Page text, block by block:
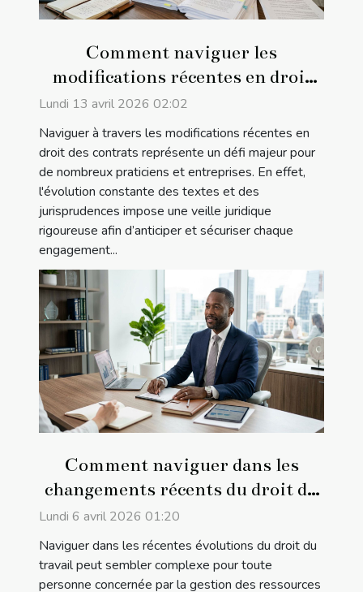
Comment naviguer les
modifications récentes en droit
des contrats ?
Lundi 13 avril 2026 02:02
Naviguer à travers les modifications récentes en
droit des contrats représente un défi majeur pour
de nombreux praticiens et entreprises. En effet,
l'évolution constante des textes et des
jurisprudences impose une veille juridique
rigoureuse afin d’anticiper et sécuriser chaque
engagement...
Comment naviguer dans les
changements récents du droit du
travail ?
Lundi 6 avril 2026 01:20
Naviguer dans les récentes évolutions du droit du
travail peut sembler complexe pour toute
personne concernée par la gestion des ressources